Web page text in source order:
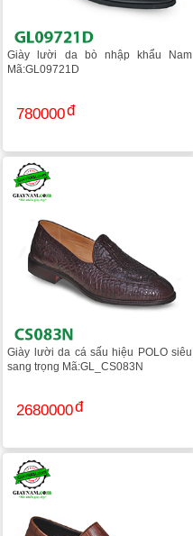
Giày lười da bò nhập khẩu Nam
Mã:GL09721D
780000
Giày lười da cá sấu hiệu POLO siêu
sang trọng Mã:GL_CS083N
2680000